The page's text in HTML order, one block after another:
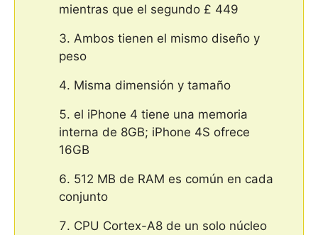
mientras que el segundo £ 449
Ambos tienen el mismo diseño y
peso
Misma dimensión y tamaño
el iPhone 4 tiene una memoria
interna de 8GB; iPhone 4S ofrece
16GB
512 MB de RAM es común en cada
conjunto
CPU Cortex-A8 de un solo núcleo